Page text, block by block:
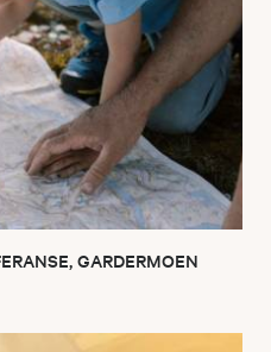
GARDERMOEN